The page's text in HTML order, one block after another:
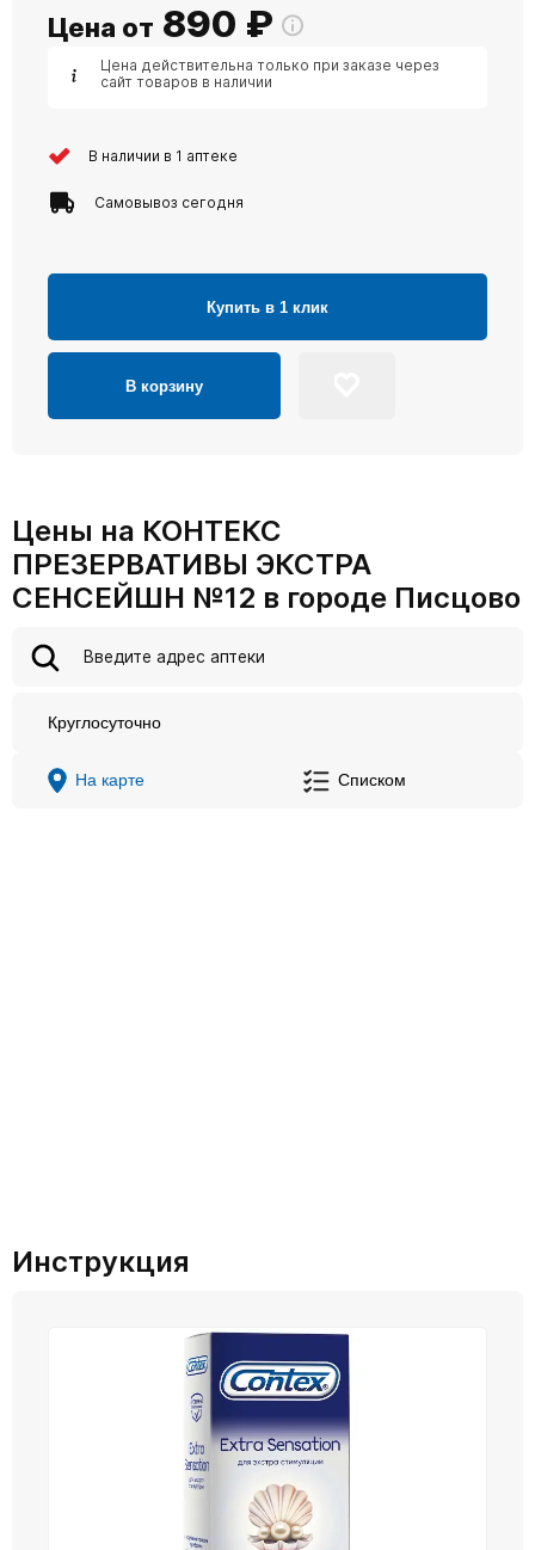
Цена от 890 ₽
Цена действительна только при заказе через
сайт товаров в наличии
В наличии в 1 аптеке
Самовывоз сегодня
Купить в 1 клик
В корзину
Цены на КОНТЕКС
ПРЕЗЕРВАТИВЫ ЭКСТРА
СЕНСЕЙШН №12 в городе Писцово
Круглосуточно
На карте Списком
Инструкция